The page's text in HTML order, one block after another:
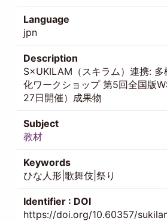
Language
jpn
Description
S×UKILAM（スキラム）連携:
化ワークショップ 第5回全国版
27日開催）成果物
Subject
教材
Keywords
ひな人形|歌舞伎|祭り
Identifier : DOI
https://doi.org/10.60357/